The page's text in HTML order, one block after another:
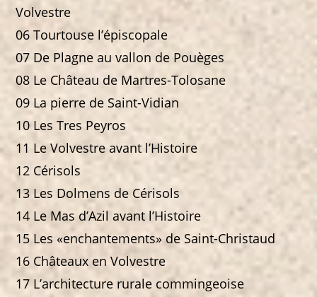
Volvestre
06 Tourtouse l’épiscopale
07 De Plagne au vallon de Pouèges
08 Le Château de Martres-Tolosane
09 La pierre de Saint-Vidian
10 Les Tres Peyros
11 Le Volvestre avant l’Histoire
12 Cérisols
13 Les Dolmens de Cérisols
14 Le Mas d’Azil avant l’Histoire
15 Les «enchantements» de Saint-Christaud
16 Châteaux en Volvestre
17 L’architecture rurale commingeoise